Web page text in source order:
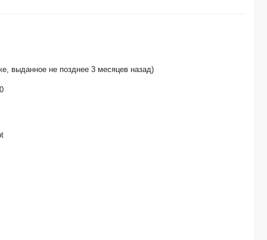
выданное не позднее 3 месяцев назад)